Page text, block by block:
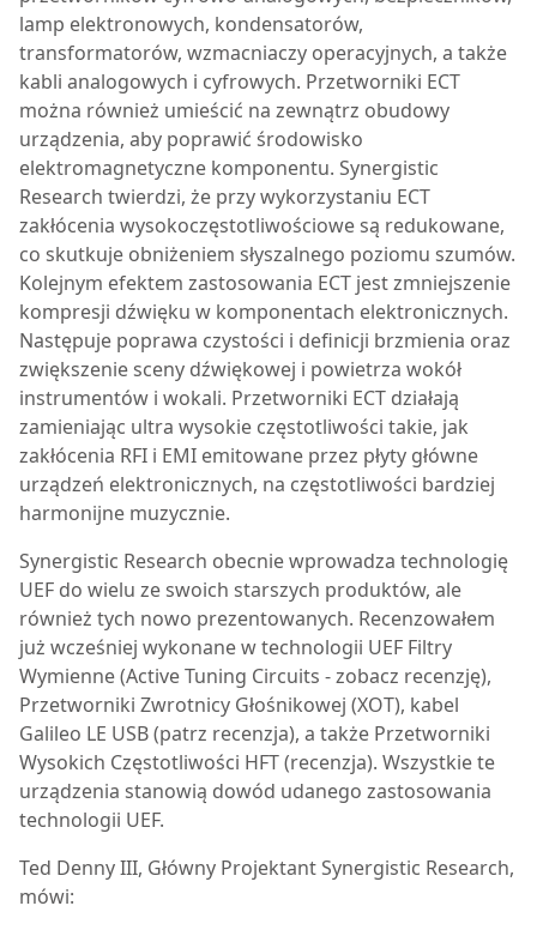
lamp elektronowych, kondensatorów,
transformatorów, wzmacniaczy operacyjnych, a także
kabli analogowych i cyfrowych. Przetworniki ECT
można również umieścić na zewnątrz obudowy
urządzenia, aby poprawić środowisko
elektromagnetyczne komponentu. Synergistic
Research twierdzi, że przy wykorzystaniu ECT
zakłócenia wysokoczęstotliwościowe są redukowane,
co skutkuje obniżeniem słyszalnego poziomu szumów.
Kolejnym efektem zastosowania ECT jest zmniejszenie
kompresji dźwięku w komponentach elektronicznych.
Następuje poprawa czystości i definicji brzmienia oraz
zwiększenie sceny dźwiękowej i powietrza wokół
instrumentów i wokali. Przetworniki ECT działają
zamieniając ultra wysokie częstotliwości takie, jak
zakłócenia RFI i EMI emitowane przez płyty główne
urządzeń elektronicznych, na częstotliwości bardziej
harmonijne muzycznie.
Synergistic Research obecnie wprowadza technologię
UEF do wielu ze swoich starszych produktów, ale
również tych nowo prezentowanych. Recenzowałem
już wcześniej wykonane w technologii UEF Filtry
Wymienne (Active Tuning Circuits - zobacz recenzję),
Przetworniki Zwrotnicy Głośnikowej (XOT), kabel
Galileo LE USB (patrz recenzja), a także Przetworniki
Wysokich Częstotliwości HFT (recenzja). Wszystkie te
urządzenia stanowią dowód udanego zastosowania
technologii UEF.
Ted Denny III, Główny Projektant Synergistic Research,
mówi: